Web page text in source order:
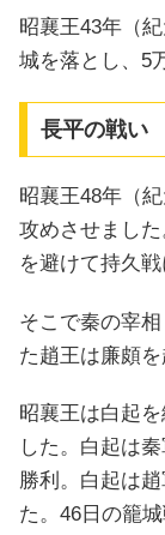
昭襄王43年（
城を落とし、5
長平の戦い
昭襄王48年（
攻めさせまし
を避けて持久戦
そこで秦の宰
た趙王は廉頗を
昭襄王は白起
した。白起は
勝利。白起は
た。46日の籠